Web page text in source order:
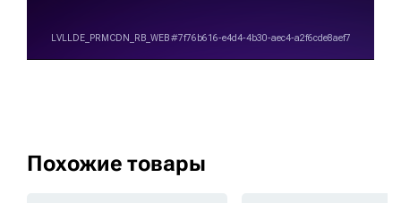
Похожие товары